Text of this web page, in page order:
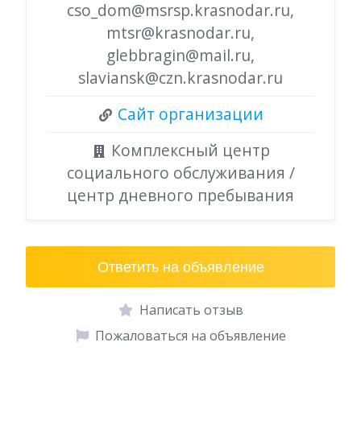
cso_dom@msrsp.krasnodar.ru,
mtsr@krasnodar.ru,
glebbragin@mail.ru,
slaviansk@czn.krasnodar.ru
Сайт организации
Комплексный центр
социального обслуживания /
центр дневного пребывания
Ответить на объявление
Написать отзыв
Пожаловаться на объявление